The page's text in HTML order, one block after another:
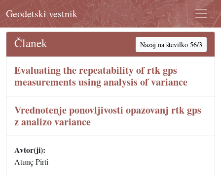
Geodetski vestnik
Članek Nazaj na številko 56/3
Evaluating the repeatability of rtk gps
measurements using analysis of variance
Vrednotenje ponovljivosti opazovanj rtk gps
z analizo variance
Avtor(ji):
Atunç Pirti